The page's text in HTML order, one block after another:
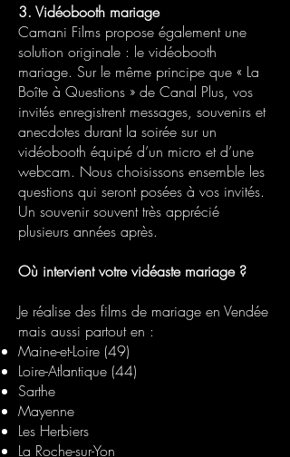
3. Vidéobooth mariage
Camani Films propose également une
solution originale : le vidéobooth
mariage. Sur le même principe que « La
Boîte à Questions » de Canal Plus, vos
invités enregistrent messages, souvenirs et
anecdotes durant la soirée sur un
vidéobooth équipé d’un micro et d’une
webcam. Nous choisissons ensemble les
questions qui seront posées à vos invités.
Un souvenir souvent très apprécié
plusieurs années après.
Où intervient votre vidéaste mariage ?
Je réalise des films de mariage en Vendée
mais aussi partout en :
Maine-et-Loire (49)
Loire-Atlantique (44)
Sarthe
Mayenne
Les Herbiers
La Roche-sur-Yon